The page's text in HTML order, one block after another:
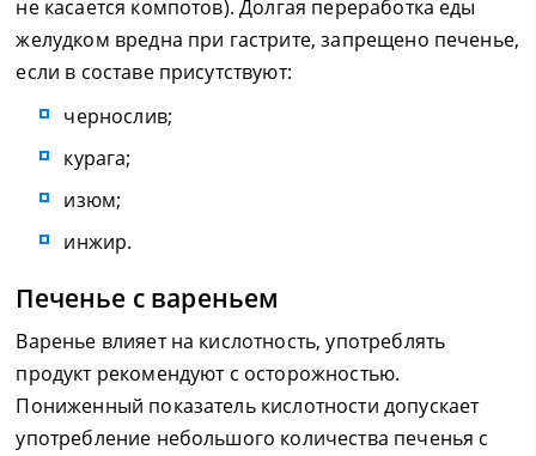
не касается компотов). Долгая переработка еды
желудком вредна при гастрите, запрещено печенье,
если в составе присутствуют:
чернослив;
курага;
изюм;
инжир.
Печенье с вареньем
Варенье влияет на кислотность, употреблять
продукт рекомендуют с осторожностью.
Пониженный показатель кислотности допускает
употребление небольшого количества печенья с